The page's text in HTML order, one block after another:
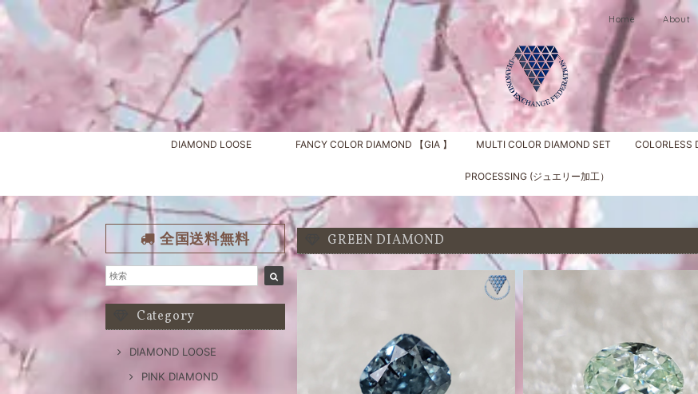
Home About
DIAMOND LOOSE FANCY COLOR DIAMOND 【GIA 】 MULTI COLOR DIAMOND SET COLORLESS
PROCESSING (ジュエリー加工）
全国送料無料
Category
DIAMOND LOOSE
PINK DIAMOND
GREEN DIAMOND